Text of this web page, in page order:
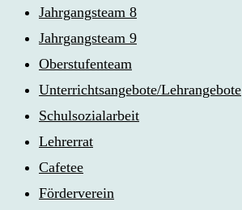
Jahrgangsteam 8
Jahrgangsteam 9
Oberstufenteam
Unterrichtsangebote/Lehrangebote
Schulsozialarbeit
Lehrerrat
Cafetee
Förderverein